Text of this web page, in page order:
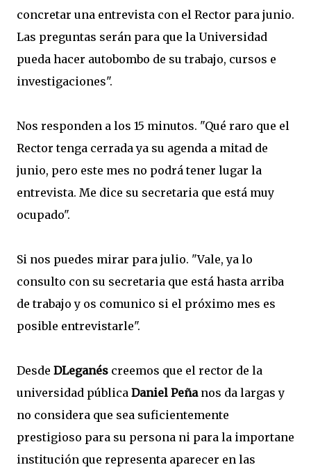
concretar una entrevista con el Rector para junio.
Las preguntas serán para que la Universidad
pueda hacer autobombo de su trabajo, cursos e
investigaciones".
Nos responden a los 15 minutos. "Qué raro que el
Rector tenga cerrada ya su agenda a mitad de
junio, pero este mes no podrá tener lugar la
entrevista. Me dice su secretaria que está muy
ocupado".
Si nos puedes mirar para julio. "Vale, ya lo
consulto con su secretaria que está hasta arriba
de trabajo y os comunico si el próximo mes es
posible entrevistarle".
Desde DLeganés creemos que el rector de la
universidad pública Daniel Peñanos da largas y
no considera que sea suficientemente
prestigioso para su persona ni para la importane
institución que representa aparecer en las